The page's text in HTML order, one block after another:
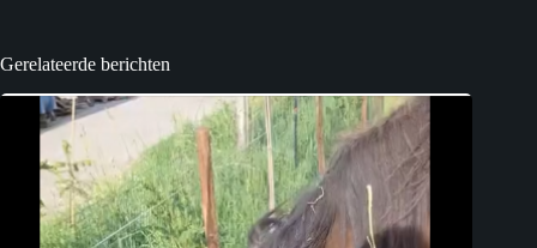
Gerelateerde berichten